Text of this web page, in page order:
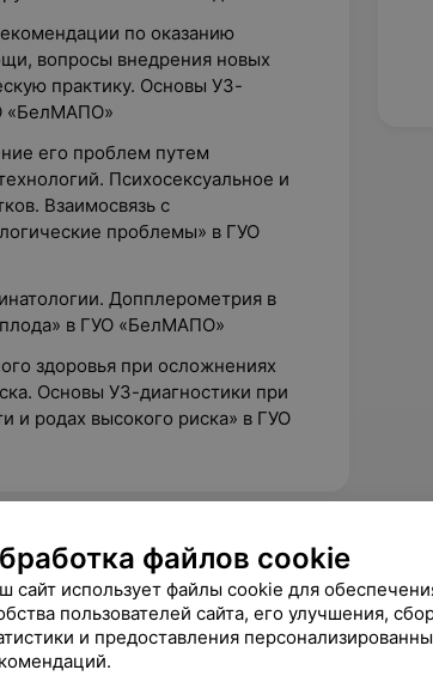
по оказанию
вопросы внедрения новых
практику. Основы УЗ-
«БелМАПО»
его проблем путем
Психосексуальное и
Взаимосвязь с
проблемы» в ГУО
Допплерометрия в
в ГУО «БелМАПО»
здоровья при осложнениях
Основы УЗ-диагностики при
родах высокого риска» в ГУО
Троицкая, 40А
ЛОДЭ, ул. Полиграфистов, 2
файлов cookie
сайт использует файлы cookie для
пользователей сайта, его улучшения,
и предоставления